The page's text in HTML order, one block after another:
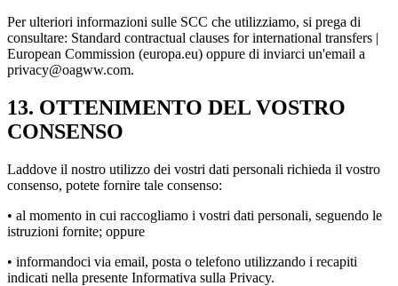
Per ulteriori informazioni sulle SCC che utilizziamo, si prega di
consultare: Standard contractual clauses for international transfers |
European Commission (europa.eu) oppure di inviarci un'email a
privacy@oagww.com.
13. OTTENIMENTO DEL VOSTRO
CONSENSO
Laddove il nostro utilizzo dei vostri dati personali richieda il vostro
consenso, potete fornire tale consenso:
• al momento in cui raccogliamo i vostri dati personali, seguendo le
istruzioni fornite; oppure
• informandoci via email, posta o telefono utilizzando i recapiti
indicati nella presente Informativa sulla Privacy.